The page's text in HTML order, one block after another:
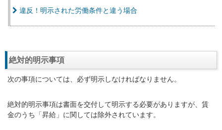
違反！明示された労働条件と違う場合
絶対的明示事項
次の事項については、必ず明示しなければなりません。
絶対的明示事項は書面を交付して明示する必要がありますが、賃
金のうち「昇給」に関しては除外されています。